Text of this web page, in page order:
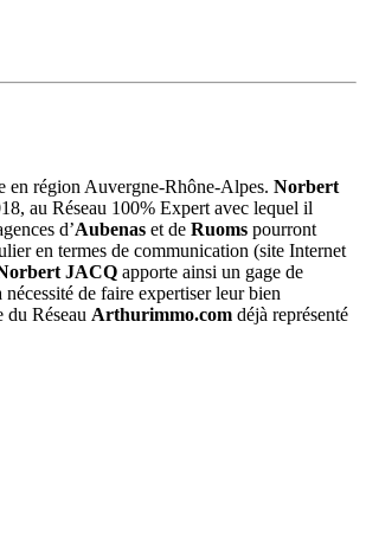
en région Auvergne-Rhône-Alpes. Norbert
au Réseau 100% Expert avec lequel il
d’Aubenas et de Ruoms pourront
en termes de communication (site Internet
JACQ apporte ainsi un gage de
de faire expertiser leur bien
du Réseau Arthurimmo.com déjà représenté